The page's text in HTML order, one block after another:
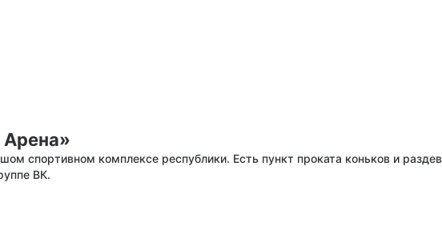
спортивном комплексе республики. Есть пункт проката коньков и
ВК.